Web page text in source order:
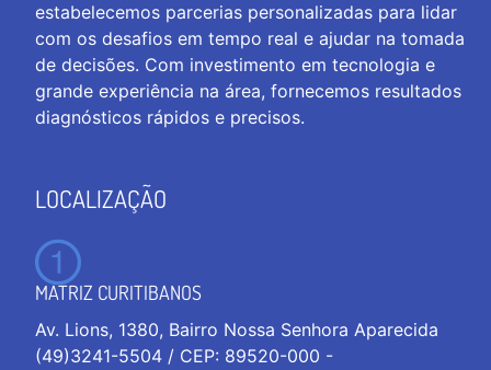
estabelecemos parcerias personalizadas para lidar
com os desafios em tempo real e ajudar na tomada
de decisões. Com investimento em tecnologia e
grande experiência na área, fornecemos resultados
diagnósticos rápidos e precisos.
LOCALIZAÇÃO
MATRIZ CURITIBANOS
Av. Lions, 1380, Bairro Nossa Senhora Aparecida
(49)3241-5504 / CEP: 89520-000 -